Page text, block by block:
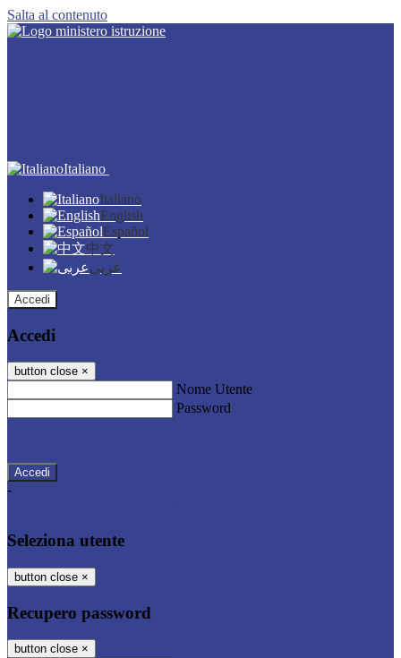
Salta al contenuto
Italiano
Italiano
English
Español
中文
عربى
Accedi
Accedi
button close ×
Nome Utente
Password
-
Seleziona utente
button close ×
Recupero password
button close ×